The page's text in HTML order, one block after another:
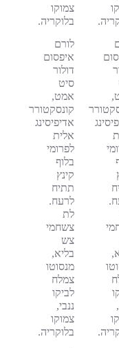
צמוקו
בלוקריה.
לורם
איפסום
דולור
סיט
אמט,
קונסקטורר
אדיפיסינג
אלית
לפרומי
בלוף
קינץ
תתיח
לרעח.
לת
צשחמי
צש
בליא,
מנסוטו
צמלח
לביקו
ננבי,
צמוקו
בלוקריה.